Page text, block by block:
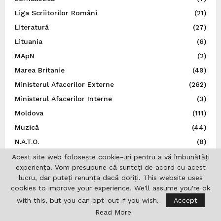
Liga Scriitorilor Români
(21)
Literatură
(27)
Lituania
(6)
MApN
(2)
Marea Britanie
(49)
Ministerul Afacerilor Externe
(262)
Ministerul Afacerilor Interne
(3)
Moldova
(111)
Muzică
(44)
N.A.T.O.
(8)
Norvegia
(5)
Noutăți
(496)
O.N.U.
Olimpiade
Acest site web folosește cookie-uri pentru a vă îmbunătăți
experiența. Vom presupune că sunteți de acord cu acest
lucru, dar puteți renunța dacă doriți. This website uses
cookies to improve your experience. We'll assume you're ok
with this, but you can opt-out if you wish.
Accept
Read More